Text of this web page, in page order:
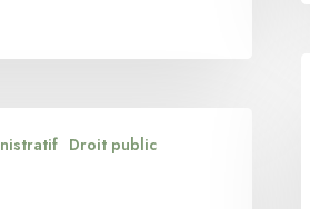
Droit public